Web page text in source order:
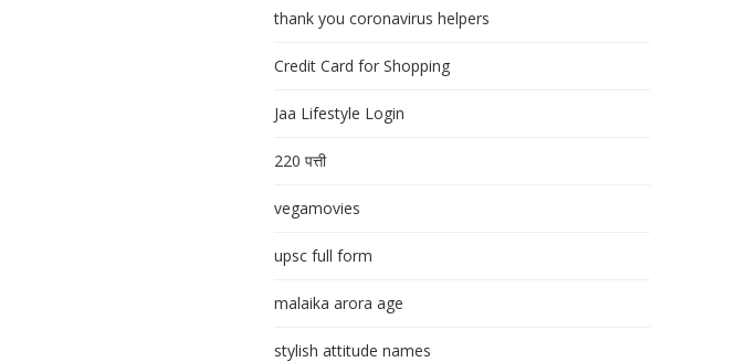
thank you coronavirus helpers
Credit Card for Shopping
Jaa Lifestyle Login
220 पत्ती
vegamovies
upsc full form
malaika arora age
stylish attitude names